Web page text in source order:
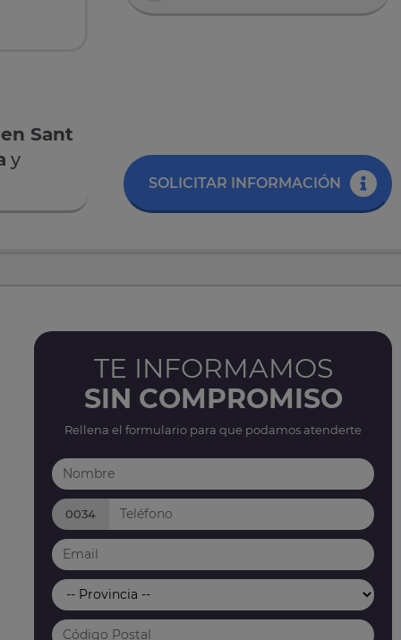
Sant
y
SOLICITAR INFORMACIÓN
TE INFORMAMOS
SIN COMPROMISO
Rellena el formulario para que podamos atenderte
0034